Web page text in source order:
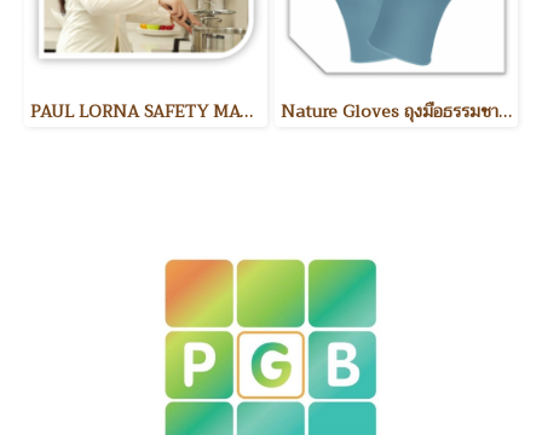
PAUL LORNA SAFETY MASK หน้ากากป้องกันขณะทำอาหาร และงานช่าง Nature Gloves ถุงมือธรรมชาติ / 50 pairs.